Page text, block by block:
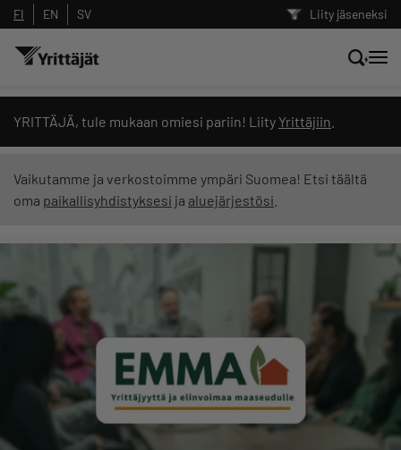
Liity jäseneksi
FI EN SV
YRITTÄJÄ, tule mukaan omiesi pariin! Liity Yrittäjiin
Vaikutamme ja verkostoimme ympäri Suomea! Etsi täältä
oma paikallisyhdistyksesi ja aluejärjestösi
Hae sivustolta tai kysy suoraan
Yrittäjien tekoälyltä
Suodata hakutuloksia: näytä kaikki sisältö